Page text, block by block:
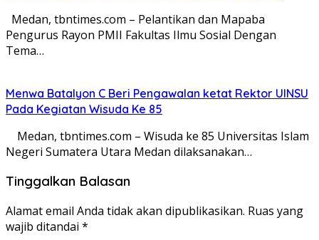
Medan, tbntimes.com – Pelantikan dan Mapaba
Pengurus Rayon PMII Fakultas Ilmu Sosial Dengan
Tema…
Menwa Batalyon C Beri Pengawalan ketat Rektor UINSU
Pada Kegiatan Wisuda Ke 85
Medan, tbntimes.com – Wisuda ke 85 Universitas Islam
Negeri Sumatera Utara Medan dilaksanakan…
Tinggalkan Balasan
Alamat email Anda tidak akan dipublikasikan. Ruas yang
wajib ditandai *